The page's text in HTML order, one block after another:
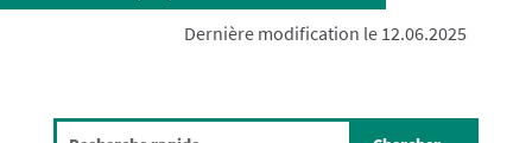
Dernière modification le 12.06.2025